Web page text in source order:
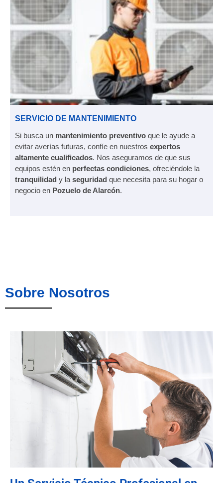
SERVICIO DE MANTENIMIENTO
Si busca un mantenimiento preventivo que le ayude a
evitar averías futuras, confíe en nuestros expertos
altamente cualificados. Nos aseguramos de que sus
equipos estén en perfectas condiciones, ofreciéndole la
tranquilidad y laseguridad que necesita para su hogar o
negocio en Pozuelo de Alarcón.
Sobre Nosotros